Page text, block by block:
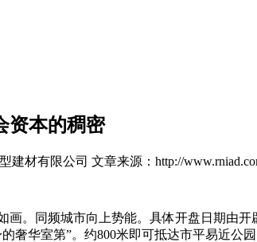
资本的稠密
建材有限公司 文章来源：http://
同频城市向上势能。具体开盘日期由开
奢华室第”。约800米即可抵达市平易近公